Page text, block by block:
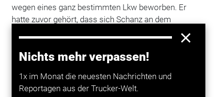
Nichts mehr verpassen!
1x im Monat die neuesten Nachrichten und
Reportagen aus der Trucker-Welt.
wegen eines ganz bestimmten Lkw beworben. Er
hatte zuvor gehört, dass sich Schanz an dem
Autobahnen) sammeln insgesamt fünf OH-Lkw auf
Teststrecke auf der A 5 inHessenbis 2022 Daten. Bei
diesem Test soll ausgelotet werden, wie